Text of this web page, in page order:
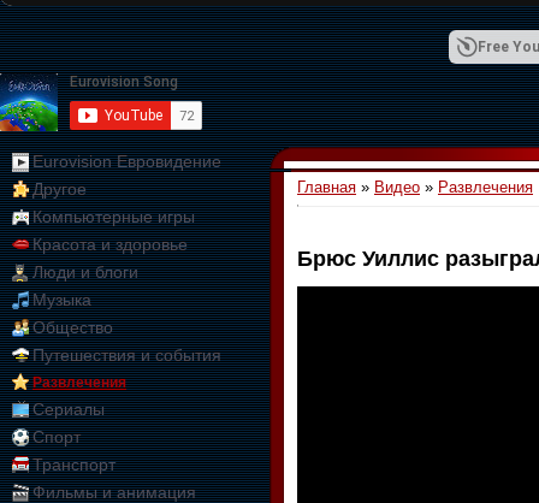
Free
Eurovision Евровидение
Другое
Компьютерные игры
Красота и здоровье
Люди и блоги
Музыка
Общество
Путешествия и события
Развлечения
Сериалы
Спорт
Транспорт
Фильмы и анимация
Главная » Видео » Развлечения
Брюс Уиллис